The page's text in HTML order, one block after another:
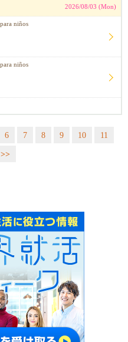
2026/08/03 (Mon)
niños
niños
6 7 8 9 10
11
>>